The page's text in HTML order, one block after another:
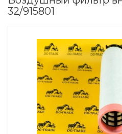
32/915801